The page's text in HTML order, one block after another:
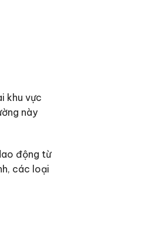
khu vực
này
động từ
các loại